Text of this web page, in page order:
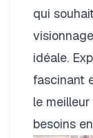
qui
idéale.
fascinant
le
besoins